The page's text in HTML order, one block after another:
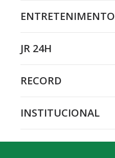
ENTRETENIMENTO
JR 24H
RECORD
INSTITUCIONAL